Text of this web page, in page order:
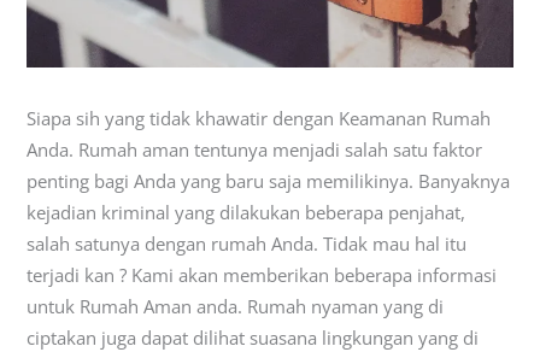
Siapa sih yang tidak khawatir dengan Keamanan Rumah
Anda. Rumah aman tentunya menjadi salah satu faktor
penting bagi Anda yang baru saja memilikinya. Banyaknya
kejadian kriminal yang dilakukan beberapa penjahat,
salah satunya dengan rumah Anda. Tidak mau hal itu
terjadi kan ? Kami akan memberikan beberapa informasi
untuk Rumah Aman anda. Rumah nyaman yang di
ciptakan juga dapat dilihat suasana lingkungan yang di